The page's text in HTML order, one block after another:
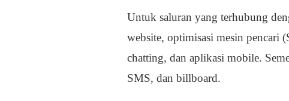
Untuk saluran yang terhubung
website, optimisasi mesin pencari
chatting, dan aplikasi mobile.
SMS, dan billboard.